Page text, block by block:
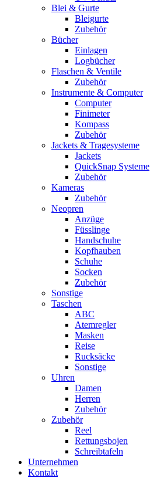
Blei & Gurte
Bleigurte
Zubehör
Bücher
Einlagen
Logbücher
Flaschen & Ventile
Zubehör
Instrumente & Computer
Computer
Finimeter
Kompass
Zubehör
Jackets & Tragesysteme
Jackets
QuickSnap Systeme
Zubehör
Kameras
Zubehör
Neopren
Anzüge
Füsslinge
Handschuhe
Kopfhauben
Schuhe
Socken
Zubehör
Sonstige
Taschen
ABC
Atemregler
Masken
Reise
Rucksäcke
Sonstige
Uhren
Damen
Herren
Zubehör
Zubehör
Reel
Rettungsbojen
Schreibtafeln
Unternehmen
Kontakt